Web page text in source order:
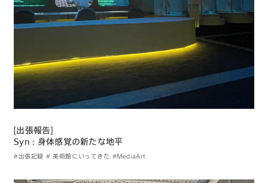
[出張報告]
Syn : 身体感覚の新たな地平
#出張記録 # 美術館にいってきた #MediaArt